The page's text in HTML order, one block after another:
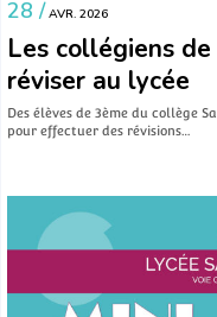
28 / AVR. 2026
Les collégiens
réviser au lycée
Des élèves de 3ème du collège
pour effectuer des révisions…